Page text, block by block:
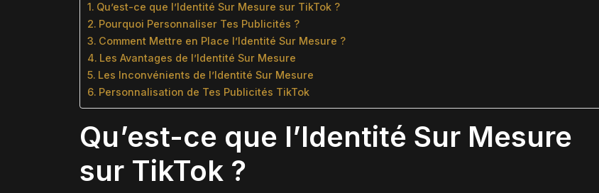
Qu’est-ce que l’Identité Sur Mesure sur TikTok ?
Pourquoi Personnaliser Tes Publicités ?
Comment Mettre en Place l’Identité Sur Mesure ?
Les Avantages de l’Identité Sur Mesure
Les Inconvénients de l’Identité Sur Mesure
Personnalisation de Tes Publicités TikTok
Qu’est-ce que l’Identité Sur Mesure
sur TikTok ?